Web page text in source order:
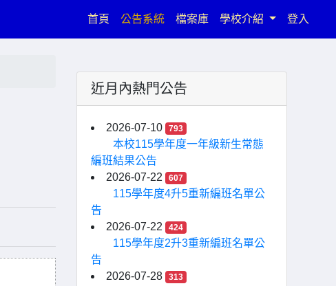
首頁 (current)
公告系統 檔案庫 學校介紹 登入
近月內熱門公告
2026-07-10 793
本校115學年度一年級新生常態
編班結果公告
2026-07-22
607
115學年度4升5重新編班名單公
告
2026-07-22
424
115學年度2升3重新編班名單公
告
2026-07-28
313